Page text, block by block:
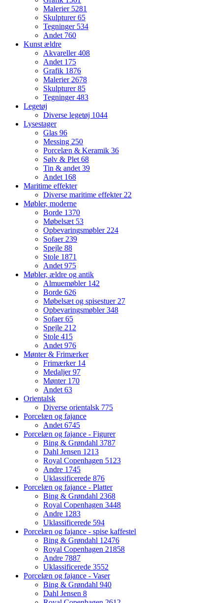
Malerier 5281
Skulpturer65
Tegninger 534
Andet 760
Kunst ældre
Akvareller408
Andet 175
Grafik 1876
Malerier 2678
Skulpturer85
Tegninger483
Legetøj
Diverse legetøj 1044
Lysestager
Glas 96
Messing 250
Porcelæn & Keramik 36
Sølv & Plet 68
Tin & andet 39
Andet 168
Maritime effekter
Diverse maritime effekter 22
Møbler, moderne
Borde 1370
Møbelsæt 53
Opbevaringsmøbler 224
Sofaer 239
Spejle 88
Stole 1871
Andet 975
Møbler, ældre og antik
Almuemøbler 142
Borde 626
Møbelsæt og spisestuer 27
Opbevaringsmøbler348
Sofaer65
Spejle 212
Stole 415
Andet 976
Mønter & Frimærker
Frimærker 14
Medaljer97
Mønter 170
Andet 63
Orientalsk
Diverse orientalsk 775
Porcelæn og fajance
Andet 6745
Porcelæn og fajance - Figurer
Bing & Grøndahl 3787
Dahl Jensen 1213
Royal Copenhagen 5123
Andre 1745
Uklassificerede 876
Porcelæn og fajance - Platter
Bing & Grøndahl 2368
Royal Copenhagen 3448
Andre 1283
Uklassificerede 594
Porcelæn og fajance - spise kaffestel
Bing & Grøndahl 12476
Royal Copenhagen 21858
Andre 7887
Uklassificerede 3552
Porcelæn og fajance - Vaser
Bing & Grøndahl 940
Dahl Jensen 8